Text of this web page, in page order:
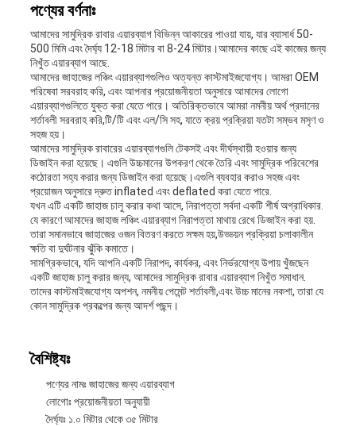
সাইট
ম্যাপ
PRIVACY
POLICY
পণ্যের বর্ণনাঃ
আমাদের সামুদ্রিক রাবার এয়ারব্যাগ বিভিন্ন আকারের পাওয়া যায়, যার ব্যাসার্ধ 50-
500 মিমি এবং দৈর্ঘ্য 12-18 মিটার বা 8-24 মিটার।আমাদের কাছে এই কাজের জন্য
নিখুঁত এয়ারব্যাগ আছে.
আমাদের জাহাজের লঞ্চিং এয়ারব্যাগগুলিও অত্যন্ত কাস্টমাইজযোগ্য। আমরা OEM
পরিষেবা সরবরাহ করি, এবং আপনার প্রয়োজনীয়তা অনুসারে আমাদের লোগো
এয়ারব্যাগগুলিতে যুক্ত করা যেতে পারে। অতিরিক্তভাবে আমরা নমনীয় অর্থ প্রদানের
শর্তাবলী সরবরাহ করি,টি/টি এবং এল/সি সহ, যাতে ক্রয় প্রক্রিয়া যতটা সম্ভব মসৃণ ও
সহজ হয়।
আমাদের সামুদ্রিক রাবারের এয়ারব্যাগগুলি টেকসই এবং দীর্ঘস্থায়ী হওয়ার জন্য
ডিজাইন করা হয়েছে। এগুলি উচ্চমানের উপকরণ থেকে তৈরি এবং সামুদ্রিক পরিবেশের
কঠোরতা সহ্য করার জন্য ডিজাইন করা হয়েছে।এগুলি ব্যবহার করাও সহজ এবং
প্রয়োজন অনুসারে দ্রুত inflated এবং deflated করা যেতে পারে.
যখন এটি একটি জাহাজ চালু করার কথা আসে, নিরাপত্তা সর্বদা একটি শীর্ষ অগ্রাধিকার.
যে কারণে আমাদের জাহাজ লঞ্চিং এয়ারব্যাগ নিরাপত্তা মাথায় রেখে ডিজাইন করা হয়.
তারা সমানভাবে জাহাজের ওজন বিতরণ করতে সক্ষম হয়,উড্ডয়ন প্রক্রিয়া চলাকালীন
ক্ষতি বা দুর্ঘটনার ঝুঁকি কমাতে।
সামগ্রিকভাবে, যদি আপনি একটি নিরাপদ, কার্যকর, এবং নির্ভরযোগ্য উপায় খুঁজছেন
একটি জাহাজ চালু করার জন্য, আমাদের সামুদ্রিক রাবার এয়ারব্যাগ নিখুঁত সমাধান.
তাদের কাস্টমাইজযোগ্য অপশন, নমনীয় পেমেন্ট শর্তাবলী,এবং উচ্চ মানের নকশা, তারা যে
কোন সামুদ্রিক প্রকল্পের জন্য আদর্শ পছন্দ।
বৈশিষ্ট্যঃ
পণ্যের নামঃ জাহাজের জন্য এয়ারব্যাগ
লোগোঃ প্রয়োজনীয়তা অনুযায়ী
দৈর্ঘ্যঃ ১.০ মিটার থেকে ৩৫ মিটার